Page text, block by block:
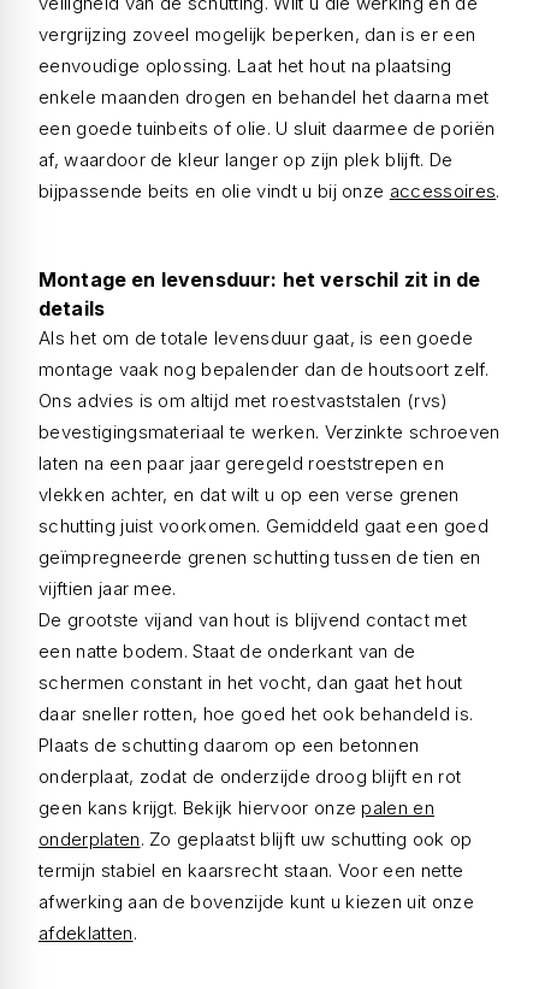
vergrijzing zoveel mogelijk beperken, dan is er een
eenvoudige oplossing. Laat het hout na plaatsing
enkele maanden drogen en behandel het daarna met
een goede tuinbeits of olie. U sluit daarmee de poriën
af, waardoor de kleur langer op zijn plek blijft. De
bijpassende beits en olie vindt u bij onze accessoires.
Montage en levensduur: het verschil zit in de
details
Als het om de totale levensduur gaat, is een goede
montage vaak nog bepalender dan de houtsoort zelf.
Ons advies is om altijd met roestvaststalen (rvs)
bevestigingsmateriaal te werken. Verzinkte schroeven
laten na een paar jaar geregeld roeststrepen en
vlekken achter, en dat wilt u op een verse grenen
schutting juist voorkomen. Gemiddeld gaat een goed
geïmpregneerde grenen schutting tussen de tien en
vijftien jaar mee.
De grootste vijand van hout is blijvend contact met
een natte bodem. Staat de onderkant van de
schermen constant in het vocht, dan gaat het hout
daar sneller rotten, hoe goed het ook behandeld is.
Plaats de schutting daarom op een betonnen
onderplaat, zodat de onderzijde droog blijft en rot
geen kans krijgt. Bekijk hiervoor onze palen en
onderplaten. Zo geplaatst blijft uw schutting ook op
termijn stabiel en kaarsrecht staan. Voor een nette
afwerking aan de bovenzijde kunt u kiezen uit onze
afdeklatten.